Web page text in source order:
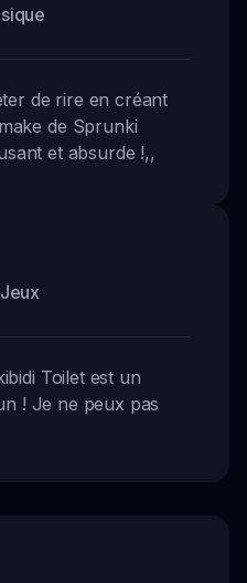
de rire en créant
de Sprunki
et absurde !,,
Toilet est un
! Je ne peux pas